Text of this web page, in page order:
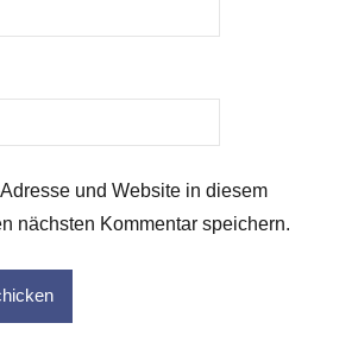
und Website in diesem
nächsten Kommentar speichern.